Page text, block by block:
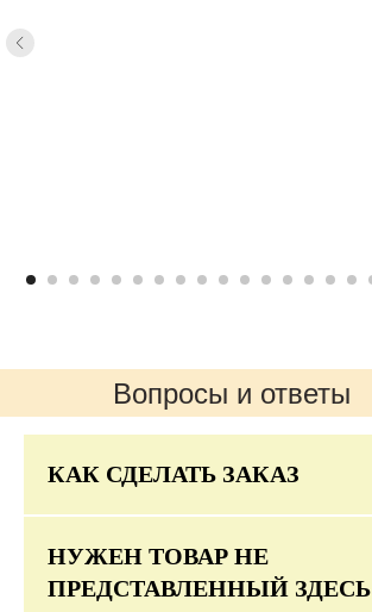
Вопросы и ответы
КАК СДЕЛАТЬ ЗАКАЗ
НУЖЕН ТОВАР НЕ
ПРЕДСТАВЛЕННЫЙ ЗДЕСЬ